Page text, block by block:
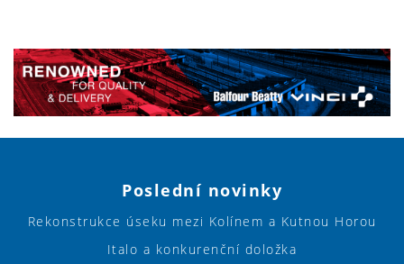
Poslední novinky
Rekonstrukce úseku mezi Kolínem a Kutnou Horou
Italo a konkurenční doložka